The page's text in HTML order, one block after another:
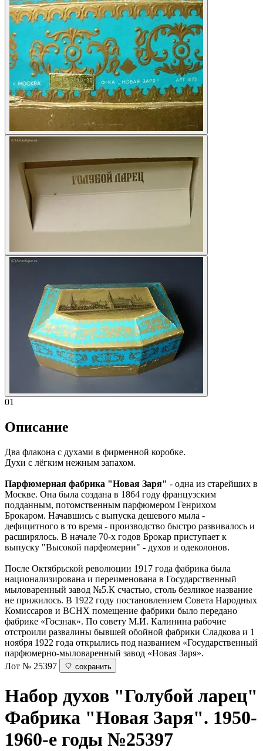
01
Описание
Два флакона с духами в фирменной коробке.
Духи с лёгким нежным запахом.
Парфюмерная фабрика "Новая Заря" - одна из старейших в
Москве. Она была создана в 1864 году французским
подданным, потомственным парфюмером Генрихом
Брокаром. Начавшись с выпуска дешевого мыла -
дефицитного в то время - производство быстро развивалось и
расширялось. В начале 70-х годов Брокар приступает к
выпуску "Высокой парфюмерии" - духов и одеколонов.
После Октябрьской революции 1917 года фабрика была
национализирована и переименована в Государственный
мыловаренный завод №5.К счастью, столь безликое название
не прижилось. В 1922 году постановлением Совета Народных
Комиссаров и ВСНХ помещение фабрики было передано
фабрике «Госзнак». По совету М.И. Калинина рабочие
отстроили развалины бывшей обойной фабрики Сладкова и 1
ноября 1922 года открылись под названием «Государственный
парфюмерно-мыловаренный завод «Новая Заря».
Лот № 25397
сохранить
Набор духов "Голубой ларец"
Фабрика "Новая Заря". 1950-
1960-е годы №25397